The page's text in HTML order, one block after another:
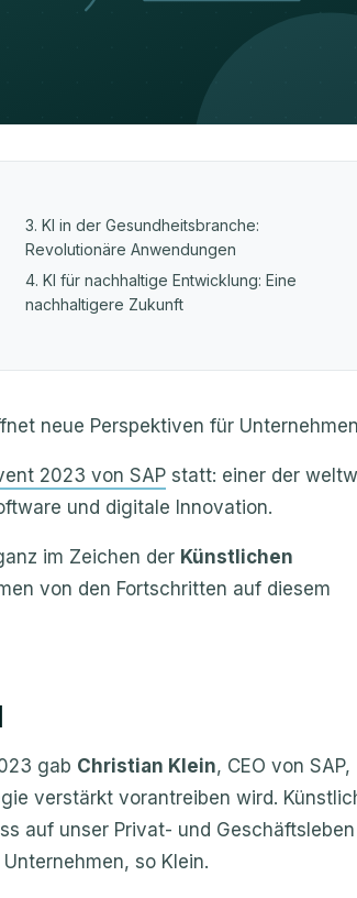
3. KI in der Gesundheitsbranche:
Revolutionäre Anwendungen
4. KI für nachhaltige Entwicklung: Eine
nachhaltigere Zukunft
neue Perspektiven für Unternehmen
2023 von SAP statt: einer der
und digitale Innovation.
im Zeichen der Künstlichen
von den Fortschritten auf diesem
gab Christian Klein, CEO von SAP,
verstärkt vorantreiben wird.
auf unser Privat- und Geschäftsleben
so Klein.